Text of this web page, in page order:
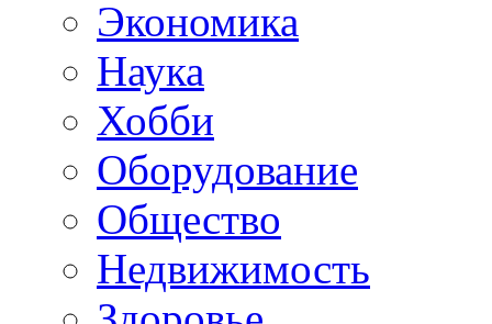
Экономика
Наука
Хобби
Оборудование
Общество
Недвижимость